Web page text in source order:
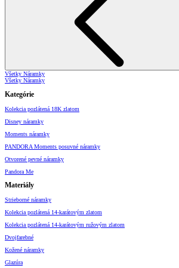
Všetky Náramky
Všetky Náramky
Kategórie
Kolekcia pozlátená 18K zlatom
Disney náramky
Moments náramky
PANDORA Moments posuvné náramky
Otvorené pevné náramky
Pandora Me
Materiály
Strieborné náramky
Kolekcia pozlátená 14-karátovým zlatom
Kolekcia pozlátená 14-karátovým ružovým zlatom
Dvojfarebné
Kožené náramky
Glazúra